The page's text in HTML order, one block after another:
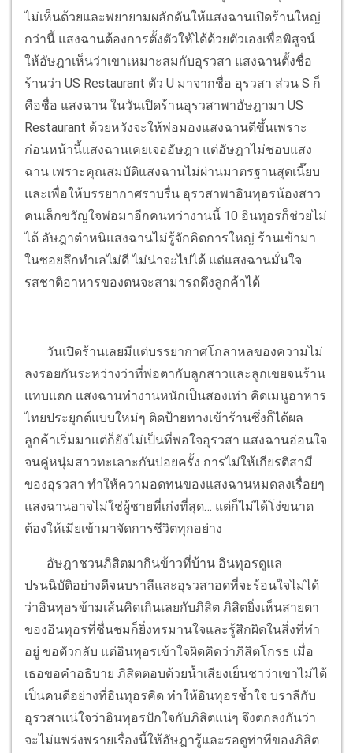
ไม่เห็นด้วยและพยายามผลักดันให้แสงฉานเปิดร้านใหญ่
กว่านี้ แสงฉานต้องการตั้งตัวให้ได้ด้วยตัวเองเพื่อพิสูจน์
ให้อัษฎาเห็นว่าเขาเหมาะสมกับอุรวสา แสงฉานตั้งชื่อ
ร้านว่า US Restaurant ตัว U มาจากชื่อ อุรวสา ส่วน S ก็
คือชื่อ แสงฉาน ในวันเปิดร้านอุรวสาพาอัษฎามา US
Restaurant ด้วยหวังจะให้พ่อมองแสงฉานดีขึ้นเพราะ
ก่อนหน้านี้แสงฉานเคยเจออัษฎา แต่อัษฎาไม่ชอบแสง
ฉาน เพราะคุณสมบัติแสงฉานไม่ผ่านมาตรฐานสุดเนี๊ยบ
และเพื่อให้บรรยากาศราบรื่น อุรวสาพาอินทุอรน้องสาว
คนเล็กขวัญใจพ่อมาอีกคนทว่างานนี้ 10 อินทุอรก็ช่วยไม่
ได้ อัษฎาตำหนิแสงฉานไม่รู้จักคิดการใหญ่ ร้านเข้ามา
ในซอยลึกทำเลไม่ดี ไม่น่าจะไปได้ แต่แสงฉานมั่นใจ
รสชาติอาหารของตนจะสามารถดึงลูกค้าได้
วันเปิดร้านเลยมีแต่บรรยากาศโกลาหลของความไม่
ลงรอยกันระหว่างว่าที่พ่อตากับลูกสาวและลูกเขยจนร้าน
แทบแตก แสงฉานทำงานหนักเป็นสองเท่า คิดเมนูอาหาร
ไทยประยุกต์แบบใหม่ๆ ติดป้ายทางเข้าร้านซึ่งก็ได้ผล
ลูกค้าเริ่มมาแต่ก็ยังไม่เป็นที่พอใจอุรวสา แสงฉานอ่อนใจ
จนคู่หนุ่มสาวทะเลาะกันบ่อยครั้ง การไม่ให้เกียรติสามี
ของอุรวสา ทำให้ความอดทนของแสงฉานหมดลงเรื่อยๆ
แสงฉานอาจไม่ใช่ผู้ชายที่เก่งที่สุด… แต่ก็ไม่ได้โง่ขนาด
ต้องให้เมียเข้ามาจัดการชีวิตทุกอย่าง
อัษฎาชวนภิสิตมากินข้าวที่บ้าน อินทุอรดูแล
ปรนนิบัติอย่างดีจนบราลีและอุรวสาอดที่จะร้อนใจไม่ได้
ว่าอินทุอรข้ามเส้นคิดเกินเลยกับภิสิต ภิสิตยิ่งเห็นสายตา
ของอินทุอรที่ชื่นชมก็ยิ่งทรมานใจและรู้สึกผิดในสิ่งที่ทำ
อยู่ ขอตัวกลับ แต่อินทุอรเข้าใจผิดคิดว่าภิสิตโกรธ เมื่อ
เธอขอคำอธิบาย ภิสิตตอบด้วยน้ำเสียงเย็นชาว่าเขาไม่ได้
เป็นคนดีอย่างที่อินทุอรคิด ทำให้อินทุอรช้ำใจ บราลีกับ
อุรวสาแน่ใจว่าอินทุอรปักใจกับภิสิตแน่ๆ จึงตกลงกันว่า
จะไม่แพร่งพรายเรื่องนี้ให้อัษฎารู้และรอดูท่าทีของภิสิต